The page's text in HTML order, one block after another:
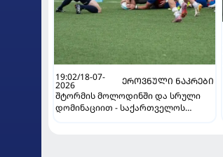
19:02/18-07-
2026
ᲔᲠᲝᲕᲜᲣᲚᲘ ᲜᲐᲙᲠᲔᲑᲘ
შტორმის მოლოდინში და სრული
დომინაციით - საქართველოს